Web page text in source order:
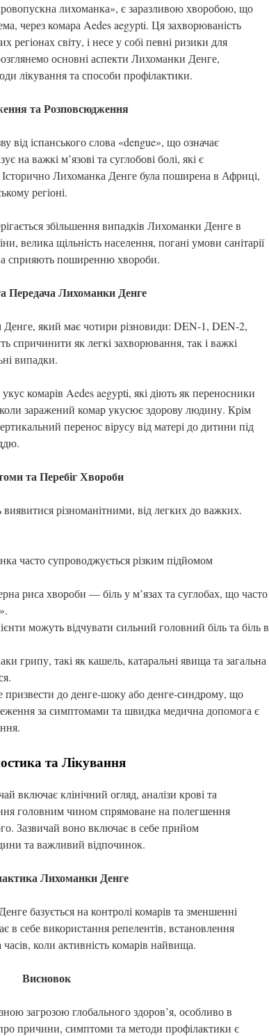
лихоманка», є заразливою хворобою, що
через комара Aedes aegypti. Ця захворюваність
регіонах світу, і несе у собі певні ризики для
основні аспекти Лихоманки Денге,
лікування та способи профілактики.
та Розповсюдження
іспанського слова «dengue», що означає
важкі м’язові та суглобові болі, які є
Лихоманка Денге була поширена в Африці,
регіоні.
збільшення випадків Лихоманки Денге в
велика щільність населення, погані умови санітарії
сприяють поширенню хвороби.
Передача Лихоманки Денге
який має чотири різновиди: DEN-1, DEN-2,
спричинити як легкі захворювання, так і важкі
випадки.
комарів Aedes aegypti, які діють як переносники
коли заражений комар укусює здорову людину. Крім
перенос вірусу від матері до дитини під
та Перебіг Хвороби
різноманітними, від легких до важких.
часто супроводжується різким підйомом
риса хвороби — біль у м’язах та суглобах, що часто
можуть відчувати сильний головний біль та біль в
грипу, такі як кашель, катаральні явища та загальна
до денге-шоку або денге-синдрому, що
за симптомами та швидка медична допомога є
та Лікування
включає клінічний огляд, аналізи крові та
головним чином спрямоване на полегшення
Зазвичай воно включає в себе прийом
та важливий відпочинок.
Лихоманки Денге
базується на контролі комарів та зменшенні
в себе використання репелентів, встановлення
коли активність комарів найвища.
Висновок
загрозою глобального здоров’я, особливо в
причини, симптоми та методи профілактики є